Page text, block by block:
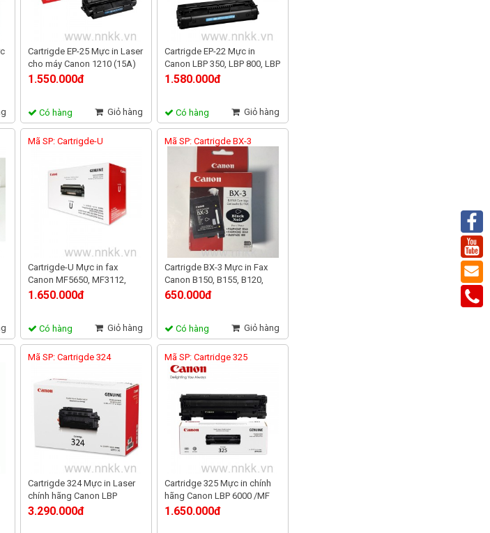
Cartrigde EP-25 Mực in Laser
cho máy Canon 1210 (15A)
1.550.000đ
Có hàng Giỏ hàng
Cartrigde EP-22 Mực in
Canon LBP 350, LBP 800, LBP
810, LBP 1120, LBP 1110
1.580.000đ
Có hàng Giỏ hàng
Mã SP: Cartrigde-U
Cartrigde-U Mực in fax
Canon MF5650, MF3112,
MF3222, MF5630, MF5750,
1.650.000đ
Có hàng Giỏ hàng
Mã SP: Cartrigde BX-3
Cartrigde BX-3 Mực in Fax
Canon B150, B155, B120,
B820, B822, B100
650.000đ
Có hàng Giỏ hàng
Mã SP: Cartrigde 324
Cartrigde 324 Mực in Laser
chính hãng Canon LBP
6750dn
3.290.000đ
Mã SP: Cartridge 325
Cartridge 325 Mực in chính
hãng Canon LBP 6000 /MF
3010
1.650.000đ